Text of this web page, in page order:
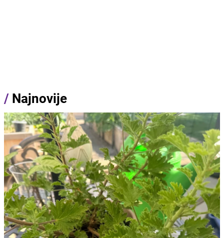
/ Najnovije